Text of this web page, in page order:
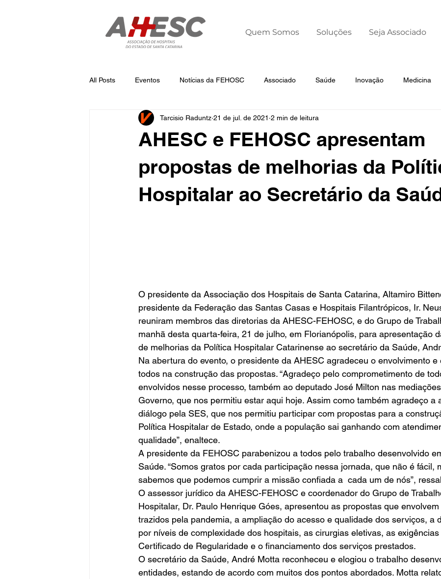
Quem Somos Soluções Seja Associado
All Posts Eventos Notícias da FEHOSC Associado Saúde Inovação Medicina
Notícias da AHESC Liderança Dia Mundial da Prematuridade
AHESC e FEHOSC apresentam
propostas de melhorias da
Hospitalar ao Secretário da
Tarcisio Raduntz 21 de jul. de 2021 2 min de leitura
O presidente da Associação dos Hospitais de Santa Catarina, Altamiro
presidente da Federação das Santas Casas e Hospitais Filantrópicos, Ir.
reuniram membros das diretorias da AHESC-FEHOSC, e do Grupo de
manhã desta quarta-feira, 21 de julho, em Florianópolis, para apresentação
de melhorias da Política Hospitalar Catarinense ao secretário da Saúde,
Na abertura do evento, o presidente da AHESC agradeceu o envolvimento e
todos na construção das propostas. “Agradeço pelo comprometimento de
envolvidos nesse processo, também ao deputado José Milton nas
Governo, que nos permitiu estar aqui hoje. Assim como também agradeço a
diálogo pela SES, que nos permitiu participar com propostas para a
Política Hospitalar de Estado, onde a população sai ganhando com
qualidade”, enaltece.
A presidente da FEHOSC parabenizou a todos pelo trabalho desenvolvido
Saúde. “Somos gratos por cada participação nessa jornada, que não é fácil,
sabemos que podemos cumprir a missão confiada a  cada um de nós”,
O assessor jurídico da AHESC-FEHOSC e coordenador do Grupo de
Hospitalar, Dr. Paulo Henrique Góes, apresentou as propostas que
trazidos pela pandemia, a ampliação do acesso e qualidade dos serviços, a
por níveis de complexidade dos hospitais, as cirurgias eletivas, as
Certificado de Regularidade e o financiamento dos serviços prestados.
O secretário da Saúde, André Motta reconheceu e elogiou o trabalho
entidades, estando de acordo com muitos dos pontos abordados. Motta